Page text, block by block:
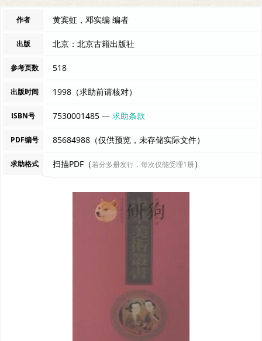
作者 黄宾虹，邓实编 编者
出版 北京：北京古籍出版社
参考页数 518
出版时间 1998（求助前请核对）
ISBN号 7530001485 —求助条款
PDF编号 85684988（仅供预览，未存储实际文件）
求助格式 扫描PDF（若分多册发行，每次仅能受理1册）